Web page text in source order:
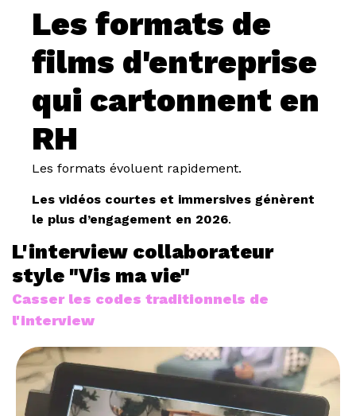
Les formats de
films d'entreprise
qui cartonnent en
RH
Les formats évoluent rapidement.
Les vidéos courtes et immersives génèrent
le plus d’engagement en 2026.
L'interview collaborateur
style "Vis ma vie"
Casser les codes traditionnels de
l'interview